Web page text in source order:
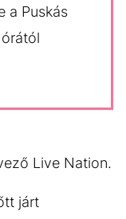
a Puskás
Live Nation.
járt